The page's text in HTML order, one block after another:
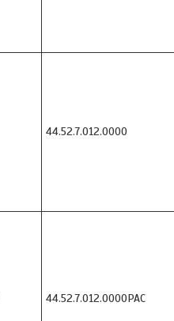
44.52.7.012.0000
44.52.7.012.0000PAC